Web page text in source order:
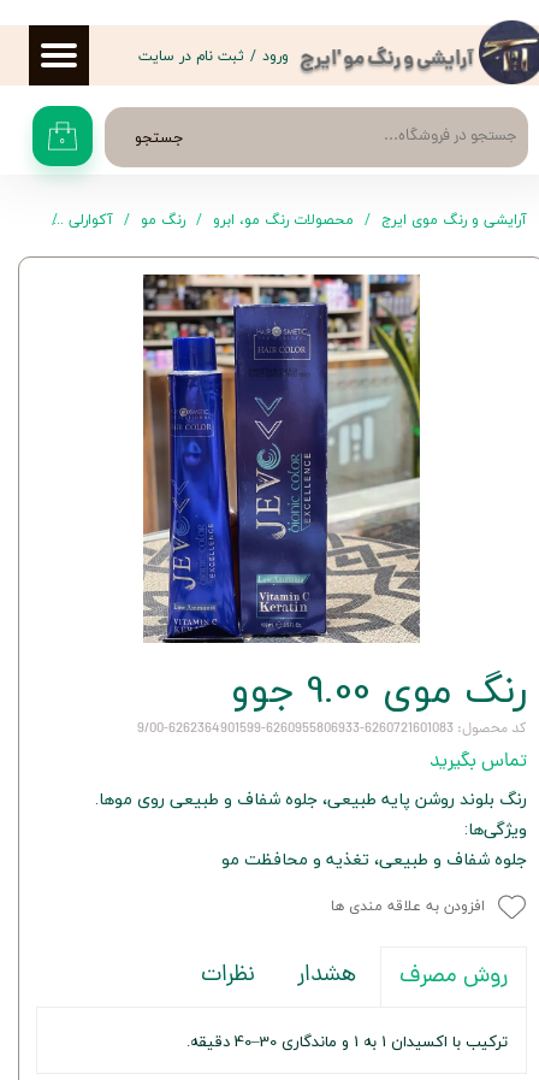
آرایشی و رنگ مو 'ایرج
جستجو ۰
ورود / ثبت نام در سایت
حساب کاربری من
تغییر گذر واژه
سفارشات
خروج از حساب کاربری
آرایشی و رنگ موی ایرج محصولات رنگ مو، ابرو رنگ مو آکوارلی
رنگ موی 9.00 جوو
کد محصول: 6260721601083-6260955806933-6262364901599-9/00
تماس بگیرید
رنگ بلوند روشن پایه طبیعی، جلوه شفاف و طبیعی روی موها.
ویژگی‌ها:
جلوه شفاف و طبیعی، تغذیه و محافظت مو
افزودن به علاقه مندی ها
روش مصرف هشدار نظرات
ترکیب با اکسیدان 1 به 1 و ماندگاری 30–40 دقیقه.